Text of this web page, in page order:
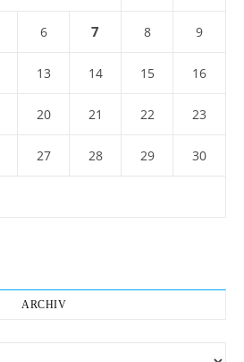
6 7 8 9
13 14 15 16
20 21 22 23
27 28 29 30
ARCHIV